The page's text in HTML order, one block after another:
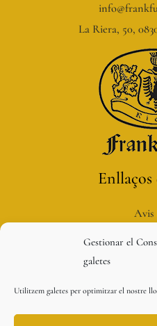
Gestionar el
galetes
Utilitzem galetes per optimitzar el nostre
La Riera, 50,
Enllaços
Avis
Política